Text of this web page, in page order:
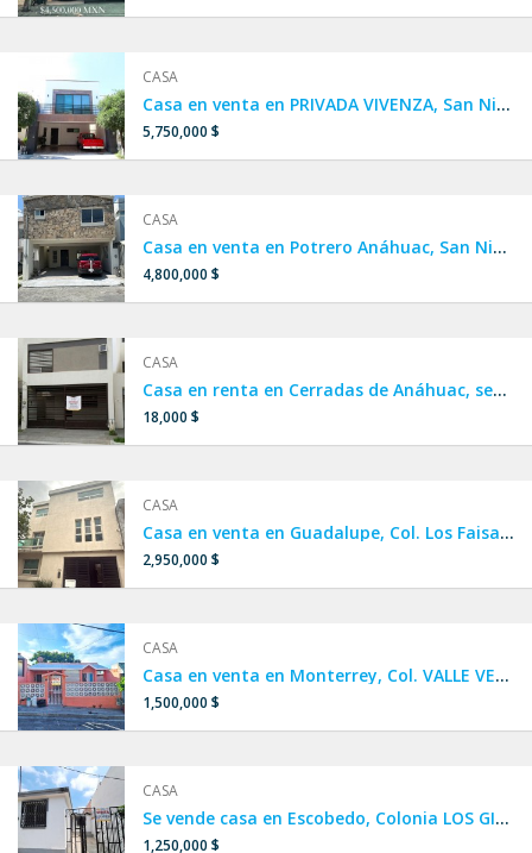
CASA
Casa en venta en PRIVADA VIVENZA, San Nicolás, Zona Miguel Alemán
5,750,000 $
CASA
Casa en venta en Potrero Anáhuac, San Nicolás.
4,800,000 $
CASA
Casa en renta en Cerradas de Anáhuac, sector Acacia, sendero,
18,000 $
CASA
Casa en venta en Guadalupe, Col. Los Faisanes 1er sector, FRACCIONAMIENTO PRIVADO, a una calle de Av. Plutarco Elías Calles, cerca de Autopista Monterrey Reynosa, Maestro Isrrael Cavazos Garza, Miguel de la Madrid.
2,950,000 $
CASA
Casa en venta en Monterrey, Col. VALLE VERDE 4to sector, a 1 calle de Av. Alejandro de Rodas, a 2 minutos de Av. Ruiz Cortines y Paseo de los Leones.
1,500,000 $
CASA
Se vende casa en Escobedo, Colonia LOS GIRASOLES 4 sector, a 10 calles de Av. Acueducto y a 4 minutos de Av. Raúl Salinas y Av. Sendero Divisorio.
1,250,000 $